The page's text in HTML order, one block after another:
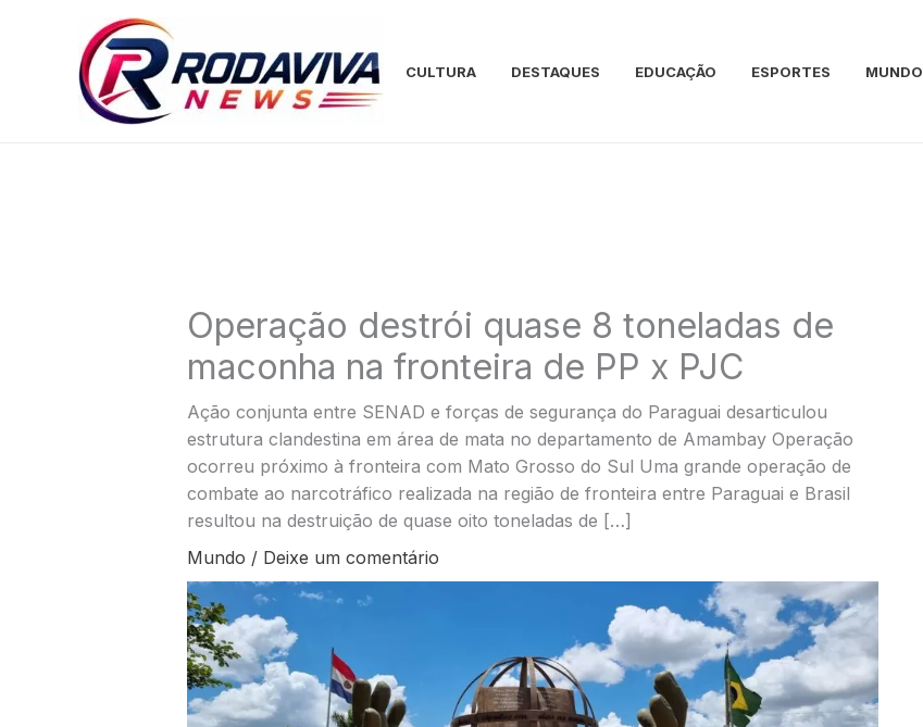
CULTURA DESTAQUES EDUCAÇÃO ESPORTES MUNDO
Operação destrói quase 8 toneladas de
maconha na fronteira de PP x PJC
Ação conjunta entre SENAD e forças de segurança do Paraguai desarticulou
estrutura clandestina em área de mata no departamento de Amambay Operação
ocorreu próximo à fronteira com Mato Grosso do Sul Uma grande operação de
combate ao narcotráfico realizada na região de fronteira entre Paraguai e Brasil
resultou na destruição de quase oito toneladas de […]
Mundo / Deixe um comentário